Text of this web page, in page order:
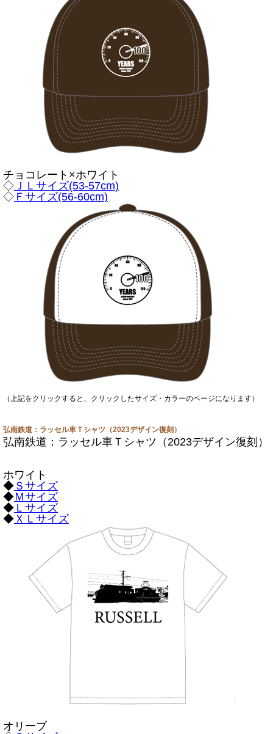
チョコレート×ホワイト
◇ ＪＬサイズ(53-57cm)
◇ Ｆサイズ(56-60cm)
（上記をクリックすると、クリックしたサイズ・カラーのページになります）
弘南鉄道：ラッセル車Ｔシャツ（2023デザイン復刻）
弘南鉄道：ラッセル車Ｔシャツ（2023デザイン復刻）
ホワイト
◆ Ｓサイズ
◆Ｍサイズ
◆ Ｌサイズ
◆ ＸＬサイズ
オリーブ